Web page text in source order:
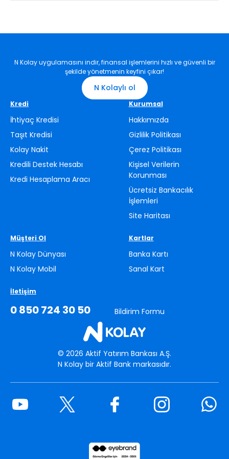
Bank'taki İBAN Numaran ile ÜCRETSİZ yapabilirsin.
Herhangi bir bankada bulunan hesabından Aktif Bank’taki
IBAN numarana EFT yapabilirsin.
© 2026 Aktif Yatırım Bankası A.Ş.
N Kolay bir Aktif Bank markasıdır.
Youtube Twitter Facebook Instagram
Kredi
İhtiyaç Kredisi
Taşıt Kredisi
Kolay Nakit
Kredili Destek Hesabı
Kredi Hesaplama Aracı
Kurumsal
Hakkımızda
Gizlilik Politikası
Çerez Politikası
Kişisel Verilerin
Korunması
Ücretsiz Bankacılık
İşlemleri
Site Haritası
Müşteri Ol
N Kolay Dünyası
N Kolay Mobil
Kartlar
Banka Kartı
Sanal Kart
İletişim
0 850 724 30 50 Bildirim Formu
N Kolay uygulamasını indir, finansal işlemlerini hızlı ve güvenli bir
şekilde yönetmenin keyfini çıkar!
N Kolaylı ol